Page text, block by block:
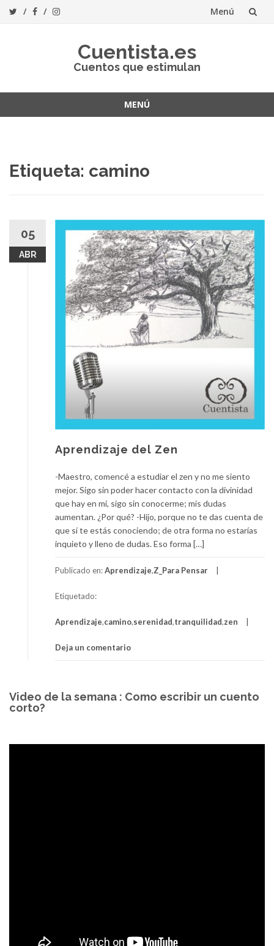
Menú
Cuentista.es
Cuentos que estimulan
MENÚ
Etiqueta: camino
05
ABR
Aprendizaje del Zen
-Maestro, comencé a estudiar el zen y no me siento
mejor. Sigo sin poder hacer contacto con la divinidad
que hay en mí, sigo sin conocerme; mis dudas
aumentan. ¿Por qué? -Hijo, porque no te das cuenta de
que sí te estás conociendo; de otra forma no estarías
inquieto y lleno de dudas. Eso forma […]
Publicado en:Aprendizaje,Z_Para Pensar
Etiquetado:
Aprendizaje,camino,serenidad,tranquilidad,zen
Deja un comentario
Video de la semana : Como escribir un cuento
corto?